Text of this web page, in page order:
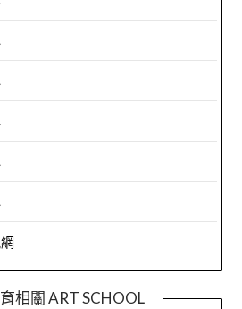
相關 ART SCHOOL